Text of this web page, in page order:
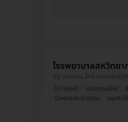
โรงพยาบาลสหวิทยา
อยู่ บางบอน, ใกล้ ตลาดสุขสวัส
ไม่ Upsell นวัตกรรมใหม่
มีแพทย์ประจำคลินิก
จองคิวไ